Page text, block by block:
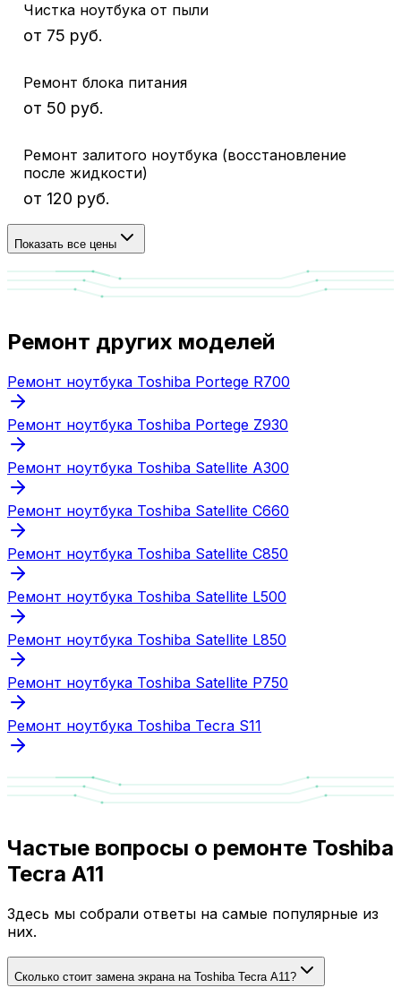
Чистка ноутбука от пыли
от 75 руб.
Ремонт блока питания
от 50 руб.
Ремонт залитого ноутбука (восстановление
после жидкости)
от 120 руб.
Показать все цены
Ремонт других моделей
Ремонт ноутбука Toshiba Portege R700
Ремонт ноутбука Toshiba Portege Z930
Ремонт ноутбука Toshiba Satellite A300
Ремонт ноутбука Toshiba Satellite C660
Ремонт ноутбука Toshiba Satellite C850
Ремонт ноутбука Toshiba Satellite L500
Ремонт ноутбука Toshiba Satellite L850
Ремонт ноутбука Toshiba Satellite P750
Ремонт ноутбука Toshiba Tecra S11
Частые вопросы о ремонте Toshiba
Tecra A11
Здесь мы собрали ответы на самые популярные из
них.
Сколько стоит замена экрана на Toshiba Tecra A11?